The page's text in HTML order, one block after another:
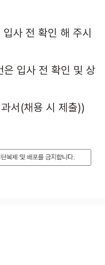
사 전 확인 해 주시
입사 전 확인 및 상
서(채용 시 제출))